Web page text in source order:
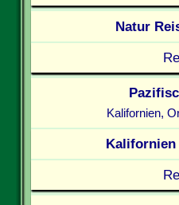
Natur
Kalifornien,
Kalifornien